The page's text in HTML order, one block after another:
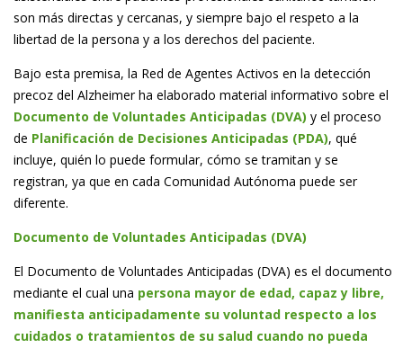
son más directas y cercanas, y siempre bajo el respeto a la
libertad de la persona y a los derechos del paciente.
Bajo esta premisa, la Red de Agentes Activos en la detección
precoz del Alzheimer ha elaborado material informativo sobre el
Documento de Voluntades Anticipadas (DVA) y el proceso
de Planificación de Decisiones Anticipadas (PDA), qué
incluye, quién lo puede formular, cómo se tramitan y se
registran, ya que en cada Comunidad Autónoma puede ser
diferente.
Documento de Voluntades Anticipadas (DVA)
El Documento de Voluntades Anticipadas (DVA) es el documento
mediante el cual una persona mayor de edad, capaz y libre,
manifiesta anticipadamente su voluntad respecto a los
cuidados o tratamientos de su salud cuando no pueda